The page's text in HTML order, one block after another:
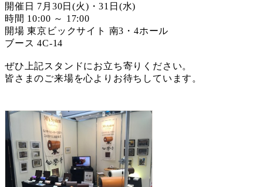
開催日 7月30日(火)・31日(水)
時間 10:00 ～ 17:00
開場 東京ビックサイト 南3・4ホール
ブース 4C-14
ぜひ上記スタンドにお立ち寄りください。
皆さまのご来場を心よりお待ちしています。